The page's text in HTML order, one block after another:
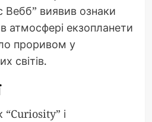
виявив ознаки
атмосфері екзопланети
проривом у
світів.
і